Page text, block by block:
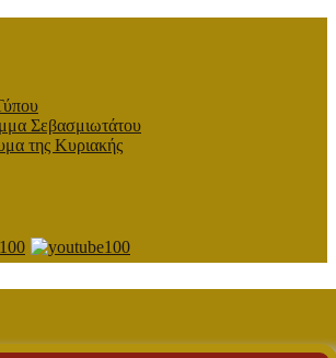
Σεβασμιωτάτου
της Κυριακής